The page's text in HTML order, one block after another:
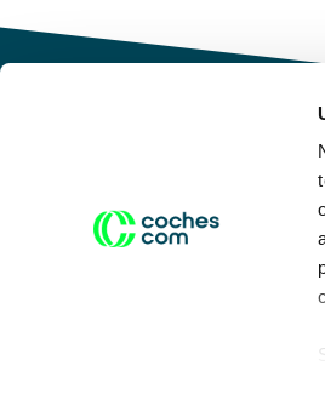
Conduce tu futuro,
desata tu